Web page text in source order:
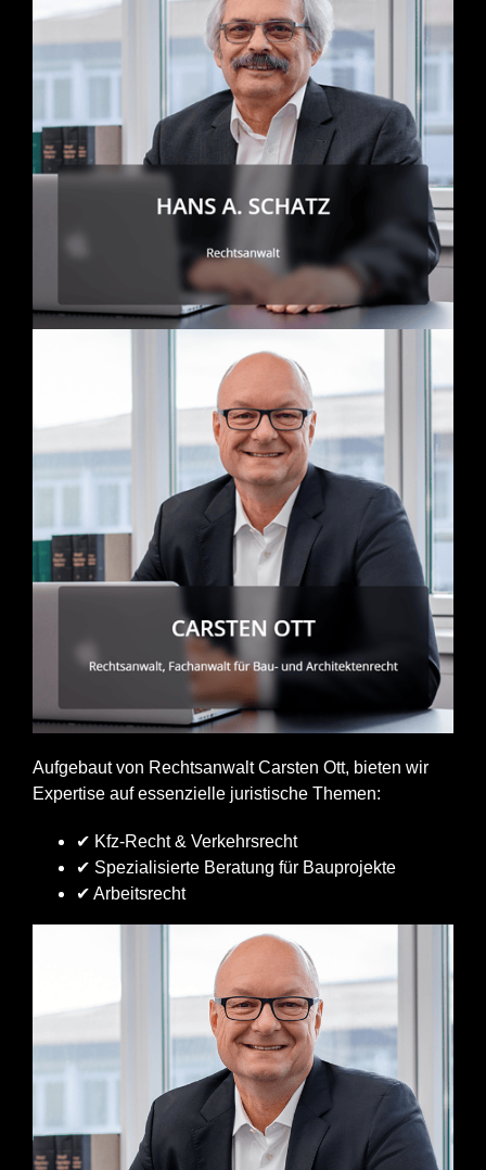
Aufgebaut von Rechtsanwalt Carsten Ott, bieten wir
Expertise auf essenzielle juristische Themen:
✔ Kfz-Recht & Verkehrsrecht
✔ Spezialisierte Beratung für Bauprojekte
✔ Arbeitsrecht